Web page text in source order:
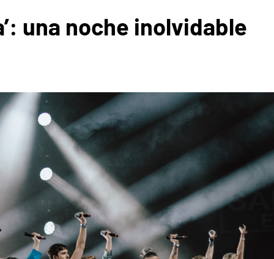
una noche inolvidable